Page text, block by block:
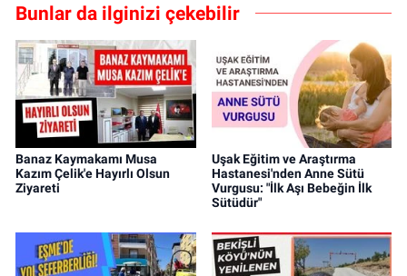
Bunlar da ilginizi çekebilir
Banaz Kaymakamı Musa
Kazım Çelik'e Hayırlı Olsun
Ziyareti
Uşak Eğitim ve Araştırma
Hastanesi'nden Anne Sütü
Vurgusu: "İlk Aşı Bebeğin İlk
Sütüdür"